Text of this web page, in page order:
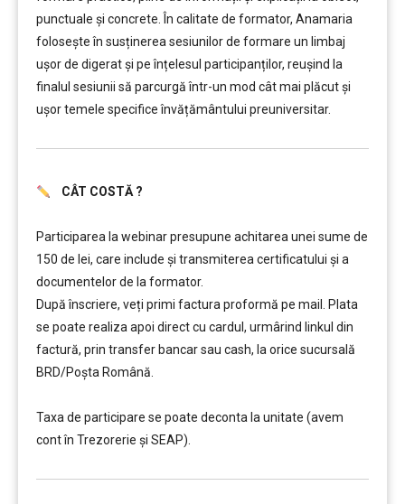
punctuale și concrete. În calitate de formator, Anamaria
folosește în susținerea sesiunilor de formare un limbaj
ușor de digerat și pe înțelesul participanților, reușind la
finalul sesiunii să parcurgă într-un mod cât mai plăcut și
ușor temele specifice învățământului preuniversitar.
CÂT COSTĂ ?
Participarea la webinar presupune achitarea unei sume de
150 de lei, care include şi transmiterea certificatului și a
documentelor de la formator.
După înscriere, veți primi factura proformă pe mail. Plata
se poate realiza apoi direct cu cardul, urmârind linkul din
factură, prin transfer bancar sau cash, la orice sucursală
BRD/Poșta Română.
Taxa de participare se poate deconta la unitate (avem
cont în Trezorerie și SEAP).